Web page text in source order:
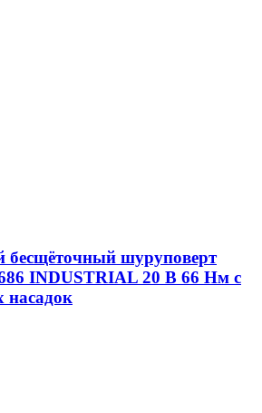
шуруповерт
INDUSTRIAL 20 В 66 Нм с
насадок